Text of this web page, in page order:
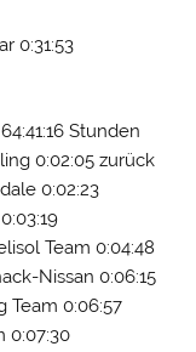
0:31:53
Stunden
0:02:05 zurück
0:02:23
Team 0:04:48
Nissan 0:06:15
Team 0:06:57
0:07:30